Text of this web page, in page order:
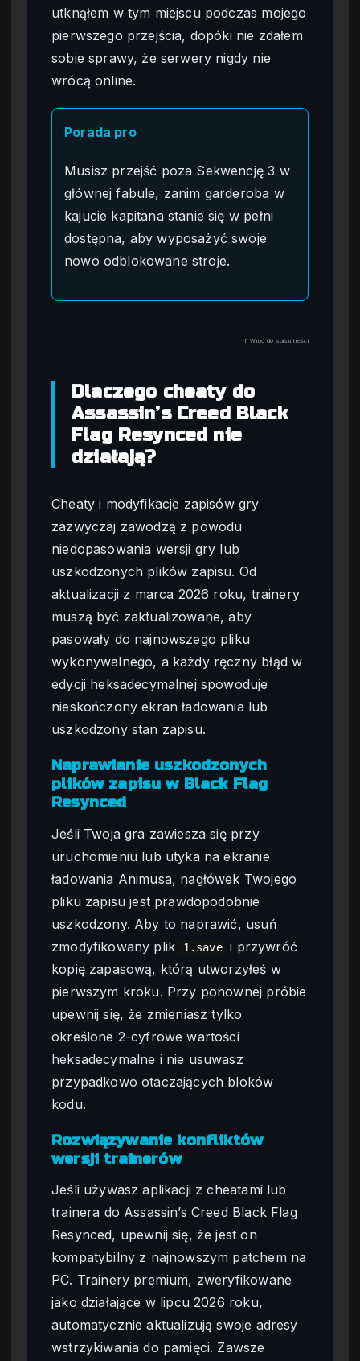
utknąłem w tym miejscu podczas mojego
pierwszego przejścia, dopóki nie zdałem
sobie sprawy, że serwery nigdy nie
wrócą online.
Porada pro
Musisz przejść poza Sekwencję 3 w
głównej fabule, zanim garderoba w
kajucie kapitana stanie się w pełni
dostępna, aby wyposażyć swoje
nowo odblokowane stroje.
↑ Wróć do spisu treści
Dlaczego cheaty do
Assassin’s Creed Black
Flag Resynced nie
działają?
Cheaty i modyfikacje zapisów gry
zazwyczaj zawodzą z powodu
niedopasowania wersji gry lub
uszkodzonych plików zapisu. Od
aktualizacji z marca 2026 roku, trainery
muszą być zaktualizowane, aby
pasowały do najnowszego pliku
wykonywalnego, a każdy ręczny błąd w
edycji heksadecymalnej spowoduje
nieskończony ekran ładowania lub
uszkodzony stan zapisu.
Naprawianie uszkodzonych
plików zapisu w Black Flag
Resynced
Jeśli Twoja gra zawiesza się przy
uruchomieniu lub utyka na ekranie
ładowania Animusa, nagłówek Twojego
pliku zapisu jest prawdopodobnie
uszkodzony. Aby to naprawić, usuń
zmodyfikowany plik
1.save i przywróć
kopię zapasową, którą utworzyłeś w
pierwszym kroku. Przy ponownej próbie
upewnij się, że zmieniasz tylko
określone 2-cyfrowe wartości
heksadecymalne i nie usuwasz
przypadkowo otaczających bloków
kodu.
Rozwiązywanie konfliktów
wersji trainerów
Jeśli używasz aplikacji z cheatami lub
trainera do Assassin’s Creed Black Flag
Resynced, upewnij się, że jest on
kompatybilny z najnowszym patchem na
PC. Trainery premium, zweryfikowane
jako działające w lipcu 2026 roku,
automatycznie aktualizują swoje adresy
wstrzykiwania do pamięci. Zawsze